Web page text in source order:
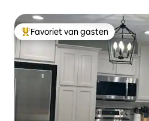
Topfavoriet van gasten
Favoriet van gasten